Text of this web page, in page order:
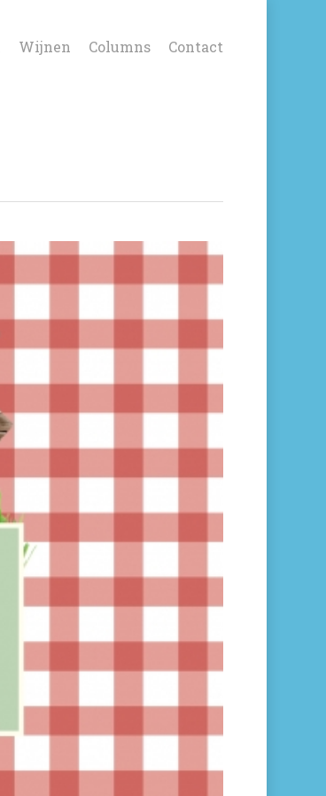
Wijnen Columns Contact